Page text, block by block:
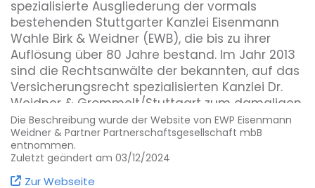
spezialisierte Ausgliederung der vormals
bestehenden Stuttgarter Kanzlei Eisenmann
Wahle Birk & Weidner (EWB), die bis zu ihrer
Auflösung über 80 Jahre bestand. Im Jahr 2013
sind die Rechtsanwälte der bekannten, auf das
Versicherungsrecht spezialisierten Kanzlei Dr.
Weidner & Grommelt/Stuttgart zum damaligen
Büro EWB gestoßen und prägen bis heute –
nunmehr als Partner von EWP – unseren Auftritt
in einem unserer angestammten
Betätigungsfelder.
Die Beschreibung wurde der Website von EWP Eisenmann
Weidner & Partner Partnerschaftsgesellschaft mbB
entnommen.
Zuletzt geändert am 03/12/2024
Zur Webseite